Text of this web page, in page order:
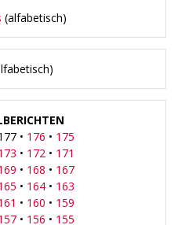
(alfabetisch)
• 176 • 175
• 172 • 171
• 168 • 167
• 164• 163
• 160 • 159
• 156 • 155